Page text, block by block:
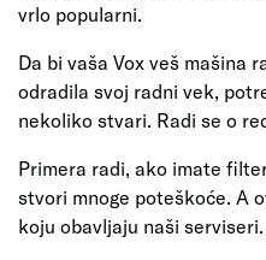
vrlo popularni.
Da bi vaša Vox veš mašina
odradila svoj radni vek,
nekoliko stvari. Radi se o
Primera radi, ako imate
stvori mnoge poteškoće. A
koju obavljaju naši serviseri.